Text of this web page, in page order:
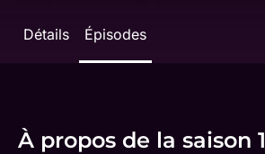
Détails Épisodes
À propos de la saison 1